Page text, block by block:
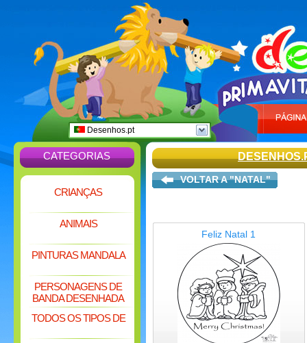
Desenhos.pt
CATEGORIAS
CRIANÇAS
ANIMAIS
PINTURAS MANDALA
PERSONAGENS DE
BANDA DESENHADA
TODOS OS TIPOS DE
VOLTAR A "NATAL"
Feliz Natal 1